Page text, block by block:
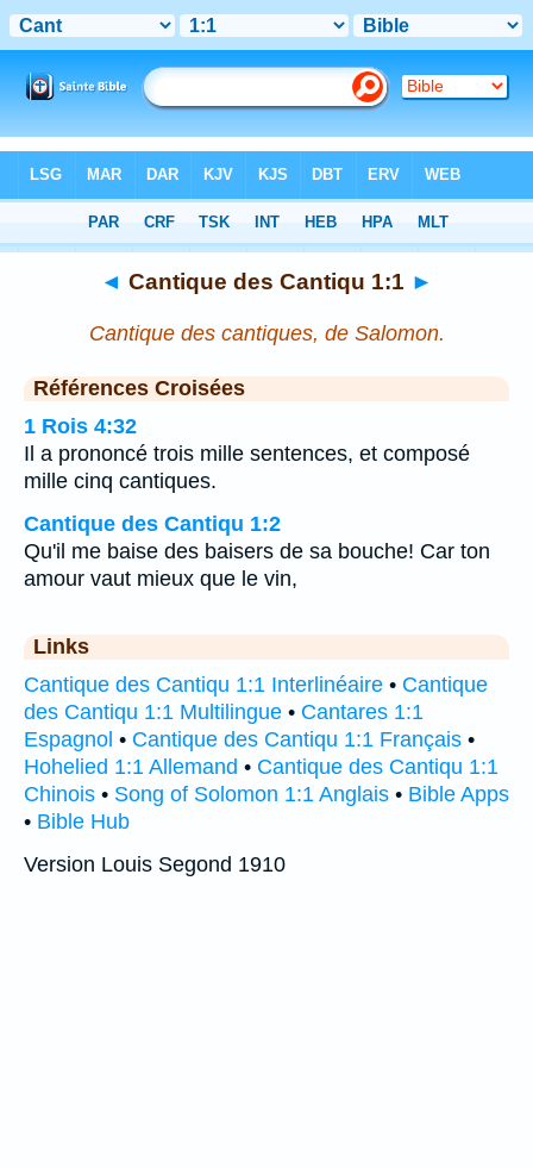
Cantique des Cantiqu > Chapitre 1> Verset
◄ Cantique des Cantiqu 1:1 ►
Cantique des cantiques, de Salomon.
Références Croisées
1 Rois 4:32
Il a prononcé trois mille sentences, et composé
mille cinq cantiques.
Cantique des Cantiqu 1:2
Qu'il me baise des baisers de sa bouche! Car ton
amour vaut mieux que le vin,
Links
Cantique des Cantiqu 1:1 Interlinéaire • Cantique
des Cantiqu 1:1 Multilingue • Cantares 1:1
Espagnol • Cantique des Cantiqu 1:1 Français •
Hohelied 1:1 Allemand • Cantique des Cantiqu 1:1
Chinois • Song of Solomon 1:1 Anglais • Bible Apps
• Bible Hub
Version Louis Segond 1910